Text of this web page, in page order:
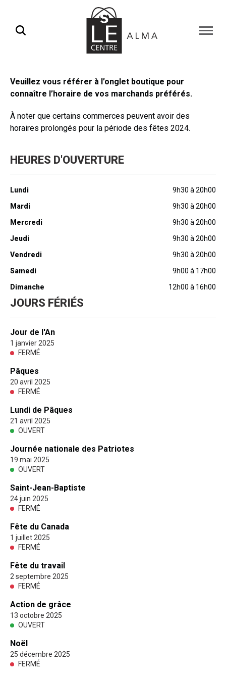
la
Veuillez vous référer à l’onglet boutique pour
connaître l’horaire de vos marchands préférés.
À noter que certains commerces peuvent avoir des
horaires prolongés pour la période des fêtes 2024.
HEURES D'OUVERTURE
Lundi
9h30 à 20h00
Mardi
9h30 à 20h00
Mercredi
9h30 à 20h00
Jeudi
9h30 à 20h00
Vendredi
9h30 à 20h00
Samedi
9h00 à 17h00
Dimanche
12h00 à 16h00
JOURS FÉRIÉS
Jour de l'An
1 janvier 2025
FERMÉ
Pâques
20 avril 2025
FERMÉ
Lundi de Pâques
21 avril 2025
OUVERT
Journée nationale des Patriotes
19 mai 2025
OUVERT
Saint-Jean-Baptiste
24 juin 2025
FERMÉ
Fête du Canada
1 juillet 2025
FERMÉ
Fête du travail
2 septembre 2025
FERMÉ
Action de grâce
13 octobre 2025
OUVERT
Noël
25 décembre 2025
FERMÉ